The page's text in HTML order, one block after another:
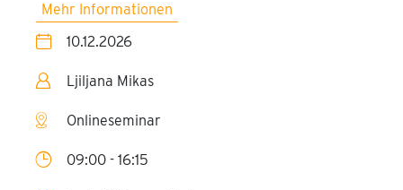
Mehr Informationen
10.12.2026
Ljiljana Mikas
Onlineseminar
09:00 - 16:15